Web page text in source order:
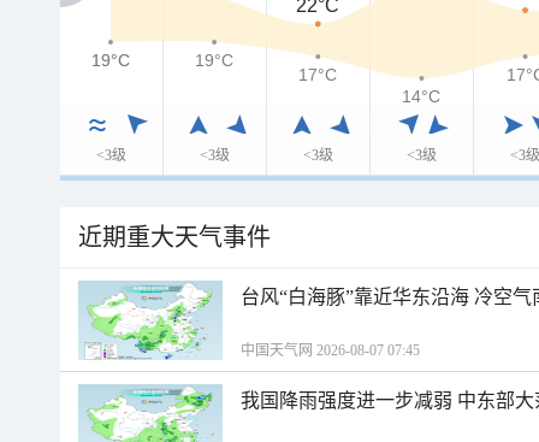
<3级 <3级 <3级 <3级 <3级
22°C
19°C
19°C 19°C
17°C
14°C
近期重大天气事件
台风“白海豚”靠近华东沿海 冷空
中国天气网 2026-08-07 07:45
我国降雨强度进一步减弱 中东部